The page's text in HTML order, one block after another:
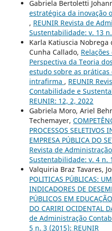
Gabriela Bertoletti
estratégica da inovação
, REUNIR Revista de
Sustentabilidade: v. 13
Karla Katiuscia
Cunha Callado,
Perspectiva da Teoria
estudo sobre as
intrafirma , REUNIR
Contabilidade e
REUNIR: 12, 2, 2022
Gabriela Moro, Ariel
Techemayer,
PROCESSOS SELETIVOS
EMPRESA PÚBLICA DO
Revista de
Sustentabilidade: v. 4 n.
Valquiria Braz Tavares,
POLITICAS PÚBLICAS:
INDICADORES DE
PÚBLICOS EM
DO CARIRI OCIDENTAL
de Administração
5 n. 3 (2015): REUNIR